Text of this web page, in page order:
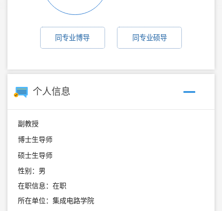
同专业博导 同专业硕导
个人信息
副教授
博士生导师
硕士生导师
性别：男
在职信息：在职
所在单位：集成电路学院